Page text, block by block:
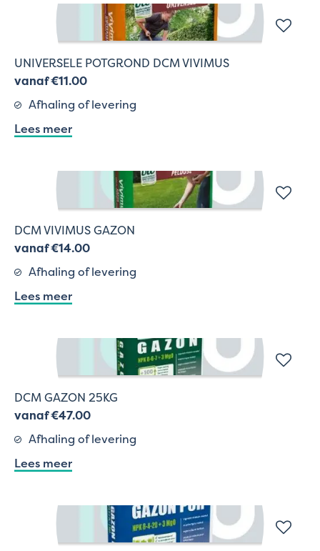
UNIVERSELE POTGROND DCM VIVIMUS
vanaf €11.00
Afhaling of levering
Lees meer
DCM VIVIMUS GAZON
vanaf €14.00
Afhaling of levering
Lees meer
DCM GAZON 25KG
vanaf €47.00
Afhaling of levering
Lees meer